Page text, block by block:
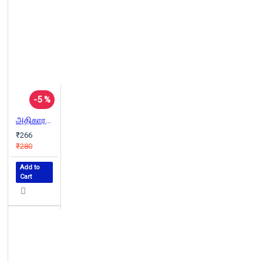
-5 %
அதிகாரமும் தமிழ்ப் புலமையும்
₹266
₹280
Add to
Cart